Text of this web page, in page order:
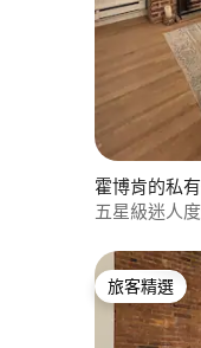
霍博肯的私
五星級迷人
旅客精選
旅客精選